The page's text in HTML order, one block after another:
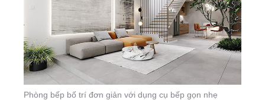
Phòng bếp bố trí đơn giản với dụng cụ bếp gọn nhẹ